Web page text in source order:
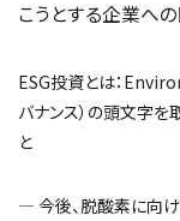
こうとする企業へ
ESG投資とは：
バナンス）の頭文字を
と
― 今後、脱酸素に向